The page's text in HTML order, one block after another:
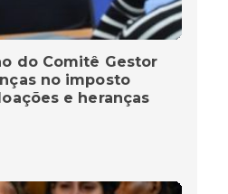
do Comitê Gestor
no imposto
e heranças